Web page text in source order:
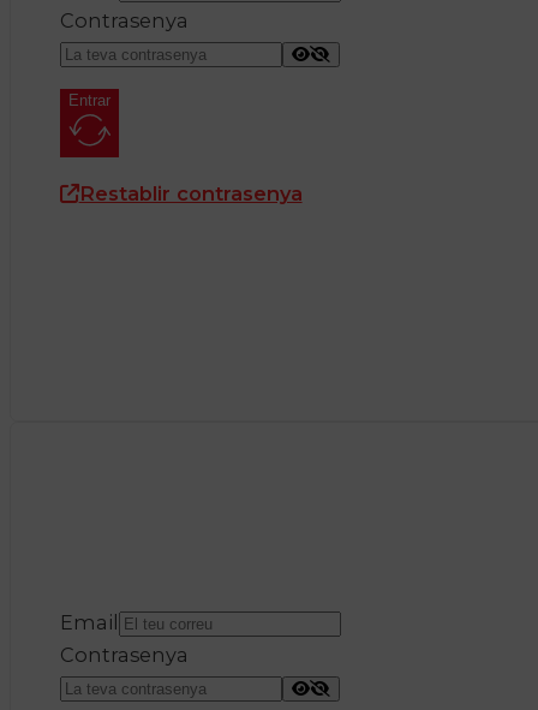
Contrasenya
Entrar
Restablir contrasenya
Email
Contrasenya